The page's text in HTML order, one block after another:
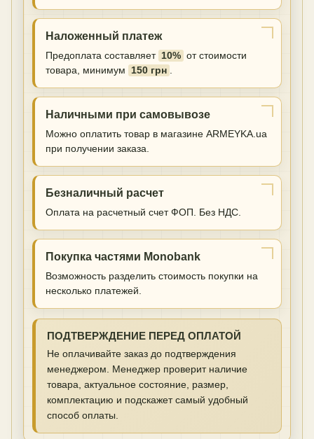
Наложенный платеж
Предоплата составляет 10% от стоимости
товара, минимум 150 грн .
Наличными при самовывозе
Можно оплатить товар в магазине ARMEYKA.ua
при получении заказа.
Безналичный расчет
Оплата на расчетный счет ФОП. Без НДС.
Покупка частями Monobank
Возможность разделить стоимость покупки на
несколько платежей.
ПОДТВЕРЖДЕНИЕ ПЕРЕД ОПЛАТОЙ
Не оплачивайте заказ до подтверждения
менеджером. Менеджер проверит наличие
товара, актуальное состояние, размер,
комплектацию и подскажет самый удобный
способ оплаты.